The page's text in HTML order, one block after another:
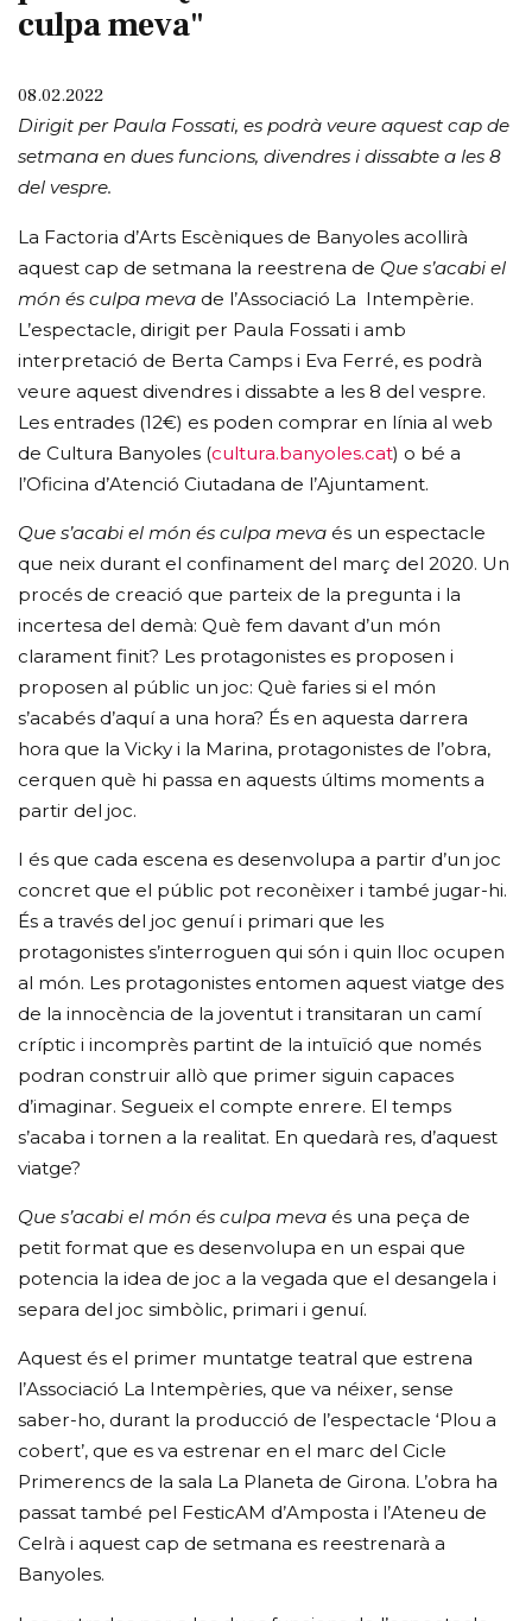
culpa meva"
08.02.2022
Dirigit per Paula Fossati, es podrà veure aquest cap de
setmana en dues funcions, divendres i dissabte a les 8
del vespre.
La Factoria d’Arts Escèniques de Banyoles acollirà
aquest cap de setmana la reestrena de Que s’acabi el
món és culpa meva de l’Associació La Intempèrie.
L’espectacle, dirigit per Paula Fossati i amb
interpretació de Berta Camps i Eva Ferré, es podrà
veure aquest divendres i dissabte a les 8 del vespre.
Les entrades (12€) es poden comprar en línia al web
de Cultura Banyoles (cultura.banyoles.cat) o bé a
l’Oficina d’Atenció Ciutadana de l’Ajuntament.
Que s’acabi el món és culpa meva és un espectacle
que neix durant el confinament del març del 2020. Un
procés de creació que parteix de la pregunta i la
incertesa del demà: Què fem davant d’un món
clarament finit? Les protagonistes es proposen i
proposen al públic un joc: Què faries si el món
s’acabés d’aquí a una hora? És en aquesta darrera
hora que la Vicky i la Marina, protagonistes de l’obra,
cerquen què hi passa en aquests últims moments a
partir del joc.
I és que cada escena es desenvolupa a partir d’un joc
concret que el públic pot reconèixer i també jugar-hi.
És a través del joc genuí i primari que les
protagonistes s’interroguen qui són i quin lloc ocupen
al món. Les protagonistes entomen aquest viatge des
de la innocència de la joventut i transitaran un camí
críptic i incomprès partint de la intuïció que només
podran construir allò que primer siguin capaces
d’imaginar. Segueix el compte enrere. El temps
s’acaba i tornen a la realitat. En quedarà res, d’aquest
viatge?
Que s’acabi el món és culpa meva és una peça de
petit format que es desenvolupa en un espai que
potencia la idea de joc a la vegada que el desangela i
separa del joc simbòlic, primari i genuí.
Aquest és el primer muntatge teatral que estrena
l’Associació La Intempèries, que va néixer, sense
saber-ho, durant la producció de l’espectacle ‘Plou a
cobert’, que es va estrenar en el marc del Cicle
Primerencs de la sala La Planeta de Girona. L’obra ha
passat també pel FesticAM d’Amposta i l’Ateneu de
Celrà i aquest cap de setmana es reestrenarà a
Banyoles.